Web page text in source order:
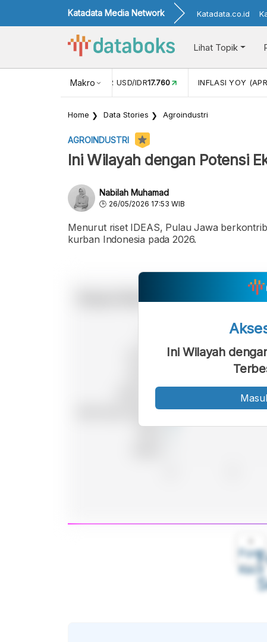
Katadata Media Network Katadata.co.id
Lihat Topik
Makro
NILAI TUKAR USD/IDR17.760 INFLASI YOY
Home Data Stories Agroindustri
AGROINDUSTRI
Ini Wilayah dengan Potensi
Nabilah Muhamad
26/05/2026 17:53 WIB
Menurut riset IDEAS, Pulau Jawa
kurban Indonesia pada 2026.
Font
Kecil
Ini Wilayah